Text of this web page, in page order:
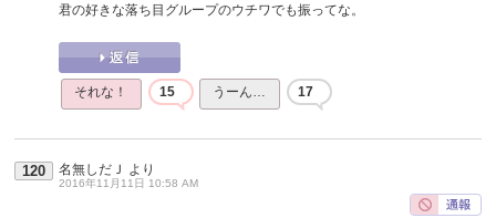
君の好きな落ち目グループのウチワでも振ってな。
それな！ 15 うーん… 17
120 名無しだＪ より
2016年11月11日 10:58 AM